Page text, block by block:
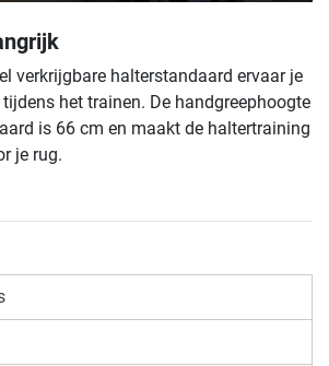
verkrijgbare halterstandaard ervaar je
het trainen. De handgreephoogte
is 66 cm en maakt de haltertraining
je rug.